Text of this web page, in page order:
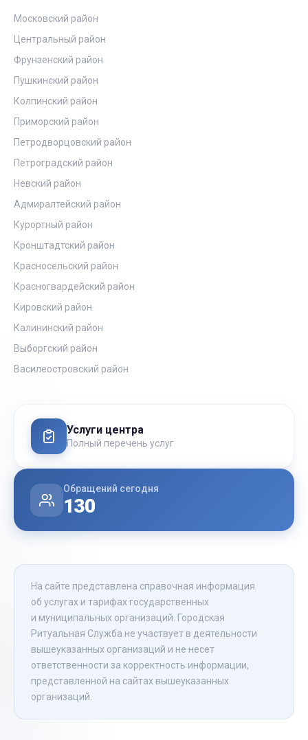
Московский район
Центральный район
Фрунзенский район
Пушкинский район
Колпинский район
Приморский район
Петродворцовский район
Петроградский район
Невский район
Адмиралтейский район
Курортный район
Кронштадтский район
Красносельский район
Красногвардейский район
Кировский район
Калининский район
Выборгский район
Василеостровский район
Услуги центра
Полный перечень услуг
Обращений сегодня
130
На сайте представлена справочная информация
об услугах и тарифах государственных
и муниципальных организаций. Городская
Ритуальная Служба не участвует в деятельности
вышеуказанных организаций и не несет
ответственности за корректность информации,
представленной на сайтах вышеуказанных
организаций.